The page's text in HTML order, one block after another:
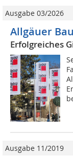
Ausgabe 03/2026
Allgäuer
Erfolgreiches
Ausgabe 11/2019